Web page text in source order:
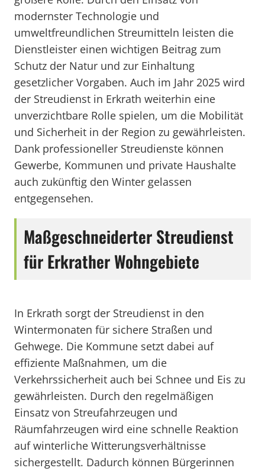
modernster Technologie und
umweltfreundlichen Streumitteln leisten die
Dienstleister einen wichtigen Beitrag zum
Schutz der Natur und zur Einhaltung
gesetzlicher Vorgaben. Auch im Jahr 2025 wird
der Streudienst in Erkrath weiterhin eine
unverzichtbare Rolle spielen, um die Mobilität
und Sicherheit in der Region zu gewährleisten.
Dank professioneller Streudienste können
Gewerbe, Kommunen und private Haushalte
auch zukünftig den Winter gelassen
entgegensehen.
Maßgeschneiderter Streudienst
für Erkrather Wohngebiete
In Erkrath sorgt der Streudienst in den
Wintermonaten für sichere Straßen und
Gehwege. Die Kommune setzt dabei auf
effiziente Maßnahmen, um die
Verkehrssicherheit auch bei Schnee und Eis zu
gewährleisten. Durch den regelmäßigen
Einsatz von Streufahrzeugen und
Räumfahrzeugen wird eine schnelle Reaktion
auf winterliche Witterungsverhältnisse
sichergestellt. Dadurch können Bürgerinnen